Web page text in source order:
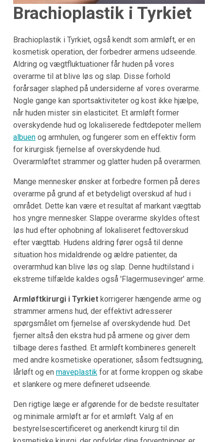
Brachioplastik i Tyrkiet
Brachioplastik i Tyrkiet, også kendt som armløft, er en
kosmetisk operation, der forbedrer armens udseende.
Aldring og vægtfluktuationer får huden på vores
overarme til at blive løs og slap. Disse forhold
forårsager slaphed på undersiderne af vores overarme.
Nogle gange kan sportsaktiviteter og kost ikke hjælpe,
når huden mister sin elasticitet. Et armløft former
overskydende hud og lokaliserede fedtdepoter mellem
albuenog armhulen, og fungerer som en effektiv form
for kirurgisk fjernelse af overskydende hud.
Overarmløftet strammer og glatter huden på overarmen.
Mange mennesker ønsker at forbedre formen på deres
overarme på grund af et betydeligt overskud af hud i
området. Dette kan være et resultat af markant vægttab
hos yngre mennesker. Slappe overarme skyldes oftest
løs hud efter ophobning af lokaliseret fedtoverskud
efter vægttab. Hudens aldring fører også til denne
situation hos midaldrende og ældre patienter, da
overarmhud kan blive løs og slap. Denne hudtilstand i
ekstreme tilfælde kaldes også 'Flagermusevinger' arme.
Armløftkirurgi i Tyrkietkorrigerer hængende arme og
strammer armens hud, der effektivt adresserer
spørgsmålet om fjernelse af overskydende hud. Det
fjerner altså den ekstra hud på armene og giver dem
tilbage deres fasthed. Et armløft kombineres generelt
med andre kosmetiske operationer, såsom fedtsugning,
lårløft og en maveplastikfor at forme kroppen og skabe
et slankere og mere defineret udseende.
Den rigtige læge er afgørende for de bedste resultater
og minimale armløft ar for et armløft. Valg af en
bestyrelsescertificeret og anerkendt kirurg til din